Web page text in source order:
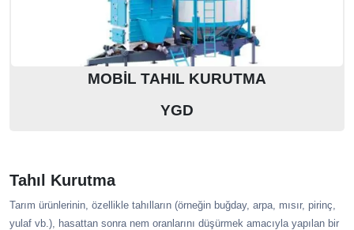
MOBİL TAHIL KURUTMA
YGD
Tahıl Kurutma
Tarım ürünlerinin, özellikle tahılların (örneğin buğday, arpa, mısır, pirinç,
yulaf vb.), hasattan sonra nem oranlarını düşürmek amacıyla yapılan bir